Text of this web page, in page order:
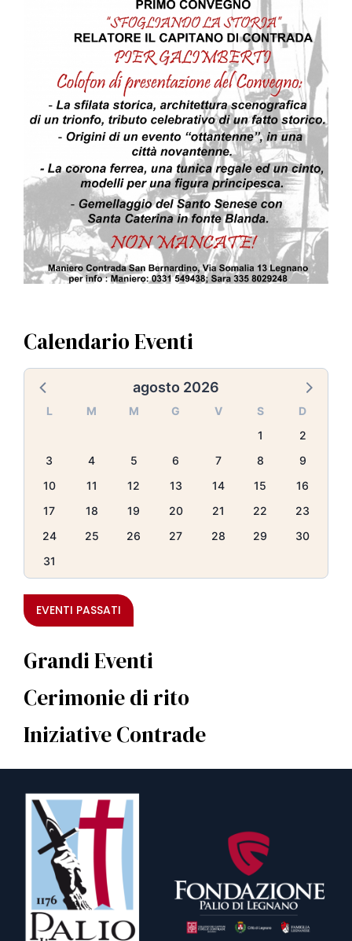
Calendario Eventi
agosto 2026
L M M G V S
D
1
2
3
4 5 6 7 8
9
10
11 12 13 14 15
16
17
18 19 20 21 22
23
24
25 26 27 28 29
30
31
EVENTI PASSATI
Grandi Eventi
Cerimonie di rito
Iniziative Contrade